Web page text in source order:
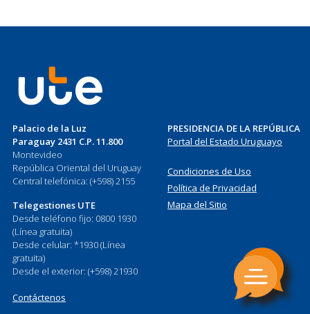
Palacio de la Luz
Paraguay 2431 C.P. 11.800
Montevideo
República Oriental del Uruguay
Central telefónica: (+598) 2155
Telegestiones UTE
Desde teléfono fijo: 0800 1930
(Línea gratuita)
Desde celular: *1930 (Línea
gratuita)
Desde el exterior: (+598) 21930
Contáctenos
PRESIDENCIA DE LA REPÚBLICA
Portal del Estado Uruguayo
Condiciones de Uso
Política de Privacidad
Mapa del Sitio